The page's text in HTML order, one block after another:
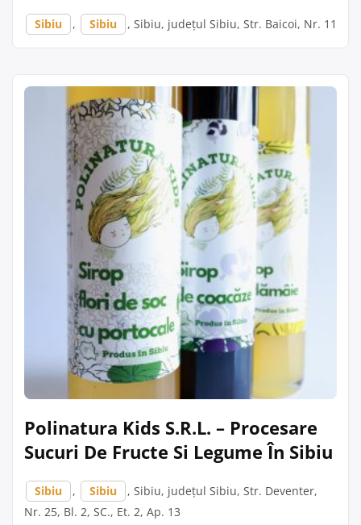
Sibiu , Sibiu , Sibiu, județul Sibiu, Str. Baicoi, Nr. 11
Polinatura Kids S.R.L. – Procesare
Sucuri De Fructe Si Legume În Sibiu
Sibiu , Sibiu
, Sibiu, județul Sibiu, Str. Deventer,
Nr. 25, Bl. 2, SC., Et. 2, Ap. 13